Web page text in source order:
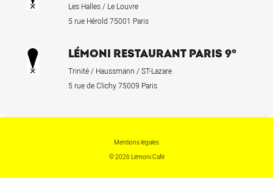
Les Halles / Le Louvre
5 rue Hérold 75001 Paris
LÉMONI RESTAURANT PARIS 9°
Trinité / Haussmann / ST-Lazare
5 rue de Clichy 75009 Paris
Mentions légales
© 2026 Lémoni Café